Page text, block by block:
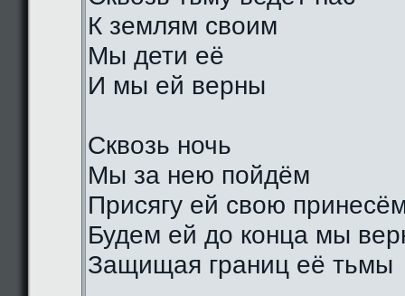
К землям своим
Мы дети её
И мы ей верны
Сквозь ночь
Мы за нею пойдём
Присягу ей свою
Будем ей до конца мы
Защищая границ её тьмы